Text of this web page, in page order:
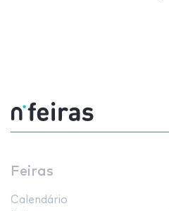
Feiras
Calendário